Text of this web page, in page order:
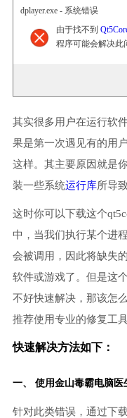
dplayer.exe - 系统错误
由于找不到
程序可能会解决此
其实很多用户在运行软
果是第一次遇见有的用
这样。其主要原因就是
装一些系统运行库所导致
这时你可以下载这个
中，当我们执行某个进
会被调用，因此将缺失
软件或游戏了。但是这
不好快速解决，那该怎
推荐使用专业的修复工
快速解决方法如下：
一、 使用金山毒霸电脑医
针对此类错误，通过下